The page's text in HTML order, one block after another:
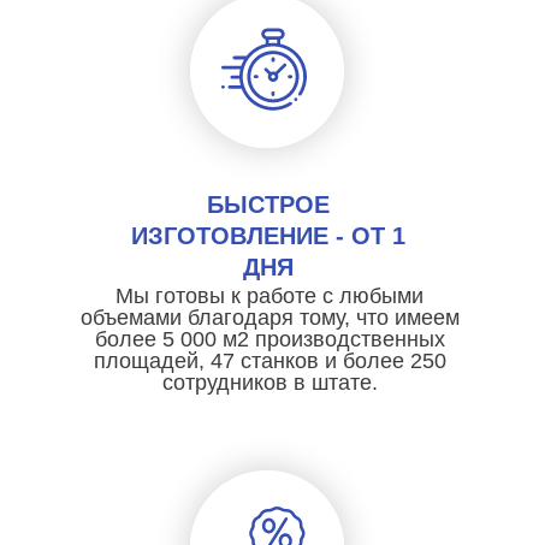
БЫСТРОЕ
ИЗГОТОВЛЕНИЕ - ОТ 1
ДНЯ
Мы готовы к работе с любыми
объемами благодаря тому, что имеем
более 5 000 м2 производственных
площадей, 47 станков и более 250
сотрудников в штате.